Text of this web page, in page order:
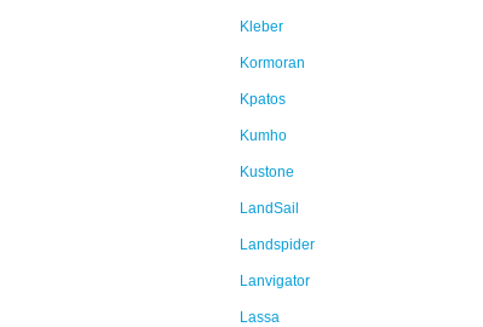
Kleber
Kormoran
Kpatos
Kumho
Kustone
LandSail
Landspider
Lanvigator
Lassa